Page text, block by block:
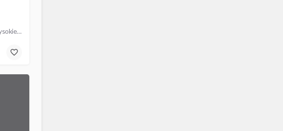
Galeria Fashion to second hand w Zamośćie, oferujący wysokiej jakości odzież używaną w atrakcyjnych cenach.